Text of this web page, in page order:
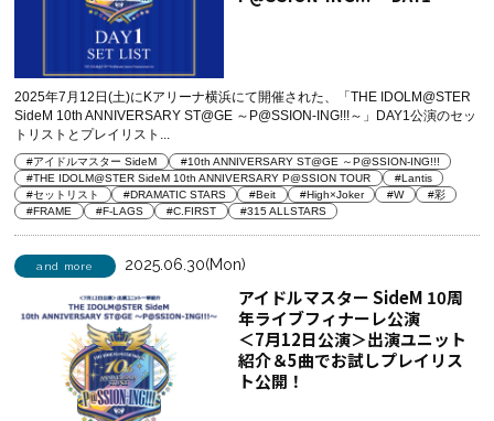
2025年7月12日(土)にKアリーナ横浜にて開催された、「THE IDOLM@STER
SideM 10th ANNIVERSARY ST@GE ～P@SSION-ING!!!～」DAY1公演のセッ
トリストとプレイリスト...
#アイドルマスター SideM
#10th ANNIVERSARY ST@GE ～P@SSION-ING!!!
#THE IDOLM@STER SideM 10th ANNIVERSARY P@SSION TOUR
#Lantis
#セットリスト
#DRAMATIC STARS #Beit #High×Joker #W
#彩
#FRAME
#F-LAGS #C.FIRST #315 ALLSTARS
and more 2025.06.30(Mon)
アイドルマスター SideM 10周
年ライブフィナーレ公演
＜7月12日公演＞出演ユニット
紹介＆5曲でお試しプレイリス
ト公開！